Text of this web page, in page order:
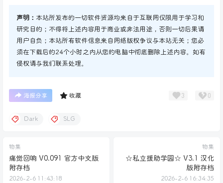
声明： 本站所发布的一切软件资源均来自于互联网仅限用于学习和
研究目的；不得将上述内容用于商业或非法用途，否则一切后果请
用户自负；本站所有软件信息来自网络版权争议与本站无关；您必
须在下载后的24个小时之内从您的电脑中彻底删除上述内容。如有
侵权请与我们联系处理。
海报分享 收藏 3 0
Dark SLG
物集
痛觉回响 V0.091 官方中文版
附存档
2026-2-6 11:43:18
物集
☆私立援助学园☆ V3.1 汉化
版附存档
2026-2-6 16:34:35